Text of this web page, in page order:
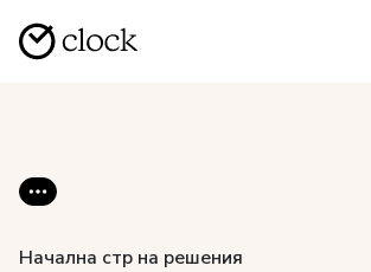
Начална стр на решения